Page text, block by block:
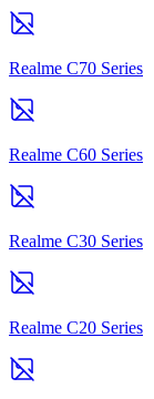
Realme C70 Series
Realme C60 Series
Realme C30 Series
Realme C20 Series